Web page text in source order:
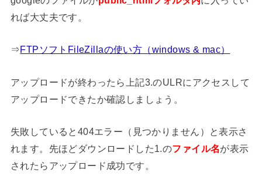
れば大丈夫です。
⇒FTPソフトFileZillaの使い方（windows & mac）
アップロードが終わったら上記3.のULRにアクセスして
アップロードできたか確認しましょう。
失敗していると404エラー（見つかりません）と表示さ
れます。先ほどダウンロードした1.のファイル名が表示
されたらアップロード成功です。